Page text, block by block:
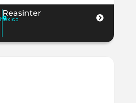
Reasinter
Mexico